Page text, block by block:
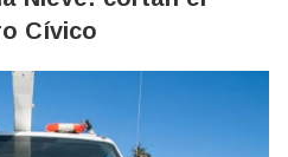
Cívico